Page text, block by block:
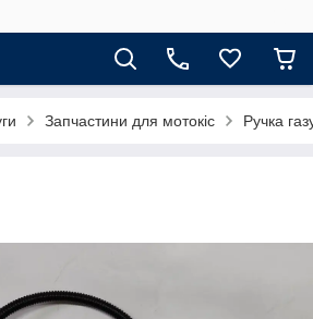
Запчастини для мотокіс Ручка